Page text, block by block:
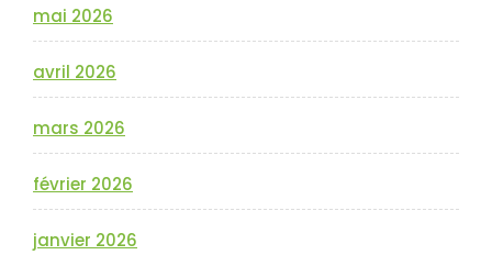
mai 2026
avril 2026
mars 2026
février 2026
janvier 2026